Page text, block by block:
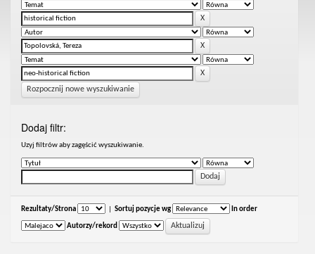
Rozpocznij nowe wyszukiwanie
Dodaj filtr:
Uzyj filtrów aby zagęścić wyszukiwanie.
Rezultaty/Strona Sortuj pozycje wg In order
Autorzy/rekord